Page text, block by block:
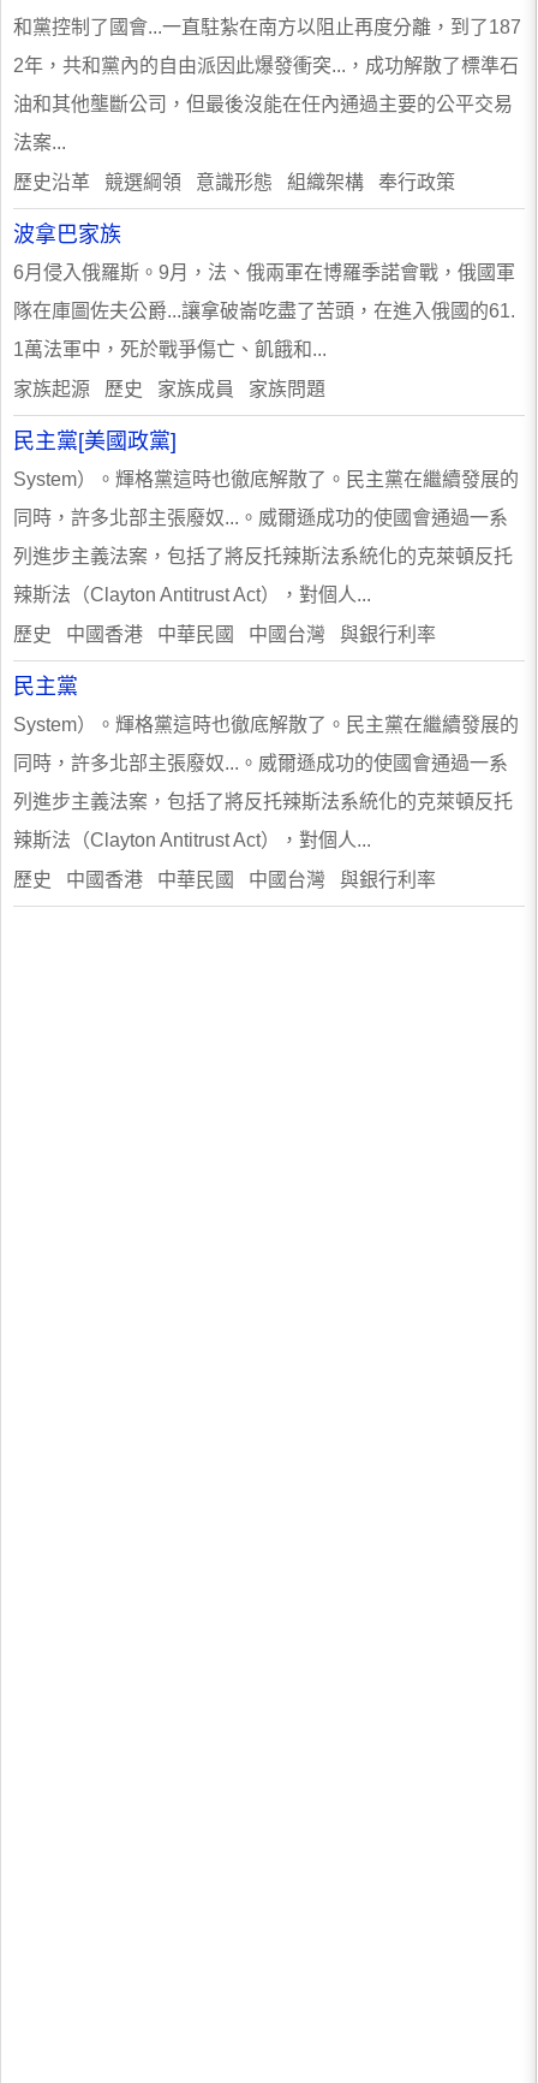
和黨控制了國會...一直駐紮在南方以阻止再度分離，到了187
2年，共和黨內的自由派因此爆發衝突...，成功解散了標準石
油和其他壟斷公司，但最後沒能在任內通過主要的公平交易
法案...
歷史沿革 競選綱領 意識形態 組織架構 奉行政策
波拿巴家族
6月侵入俄羅斯。9月，法、俄兩軍在博羅季諾會戰，俄國軍
隊在庫圖佐夫公爵...讓拿破崙吃盡了苦頭，在進入俄國的61.
1萬法軍中，死於戰爭傷亡、飢餓和...
家族起源 歷史 家族成員 家族問題
民主黨[美國政黨]
System）。輝格黨這時也徹底解散了。民主黨在繼續發展的
同時，許多北部主張廢奴...。威爾遜成功的使國會通過一系
列進步主義法案，包括了將反托辣斯法系統化的克萊頓反托
辣斯法（Clayton Antitrust Act），對個人...
歷史 中國香港 中華民國 中國台灣 與銀行利率
民主黨
System）。輝格黨這時也徹底解散了。民主黨在繼續發展的
同時，許多北部主張廢奴...。威爾遜成功的使國會通過一系
列進步主義法案，包括了將反托辣斯法系統化的克萊頓反托
辣斯法（Clayton Antitrust Act），對個人...
歷史 中國香港 中華民國 中國台灣 與銀行利率